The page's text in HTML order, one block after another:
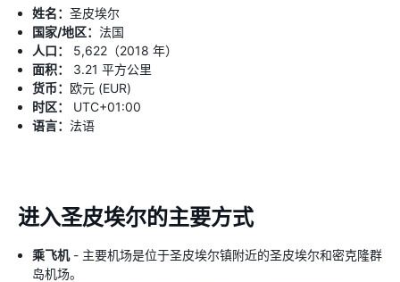
姓名： 圣皮埃尔
国家/地区： 法国
人口：
5,622（2018 年）
面积：
3.21 平方公里
货币： 欧元 (EUR)
时区：
UTC+01:00
语言： 法语
进入圣皮埃尔的主要方式
乘飞机- 主要机场是位于圣皮埃尔镇附近的圣皮埃尔和密克隆群
岛机场。